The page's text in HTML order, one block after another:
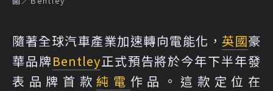
隨著全球汽車產業加速轉向電能化， 英國豪
華品牌Bentley正式預告將於今年下半年發
表品牌首款純電 作品。這款定位在